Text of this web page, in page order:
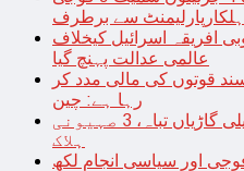
اہلکارپارلیمنٹ سے برطرف
افریقہ اسرائیل کیخلاف
عالمی عدالت پہنچ گیا
قوتوں کی مالی مدد کر
رہا ہے: چین
حماس کے حملوں میں 7 اسرائیلی گاڑیاں تباہ، 3 صہیونی
ہلاک
فوجی اور سیاسی انجام لکھ